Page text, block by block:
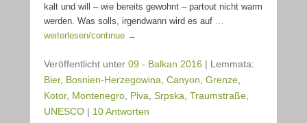
kalt und will – wie bereits gewohnt – partout nicht warm
werden. Was solls, irgendwann wird es auf
weiterlesen/continue →
Veröffentlicht unter 09 - Balkan 2016 | Lemmata:
Bier, Bosnien-Herzegowina Canyon Grenze
Kotor, Montenegro Piva Srpska Traumstraße
UNESCO | 10 Antworten